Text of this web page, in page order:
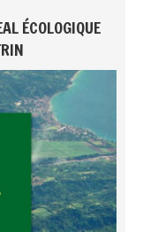
ÉCOLOGIQUE